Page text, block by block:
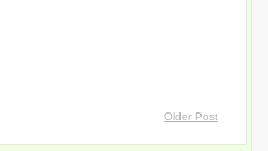
Older Post